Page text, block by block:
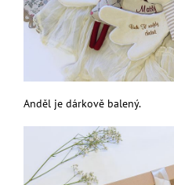
Anděl je dárkově balený.